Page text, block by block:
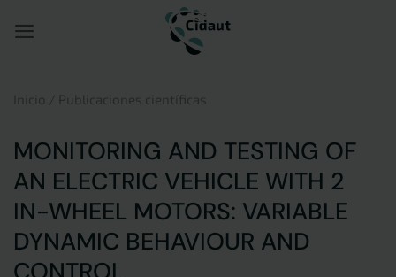
Inicio Publicaciones científicas
MONITORING AND TESTING OF
AN ELECTRIC VEHICLE WITH 2
IN-WHEEL MOTORS: VARIABLE
DYNAMIC BEHAVIOUR AND